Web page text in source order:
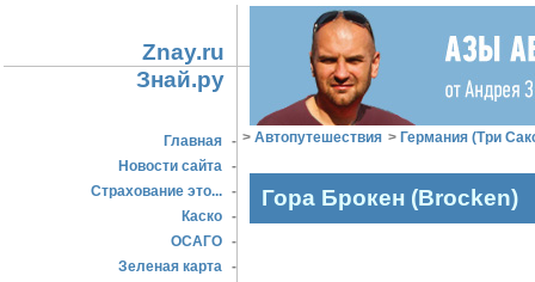
Znay.ru
Знай.ру
Главная -
Новости сайта -
Страхование это... -
Каско -
ОСАГО -
Зеленая карта -
> Автопутешествия > Германия (Три
Гора Брокен (Brocken)